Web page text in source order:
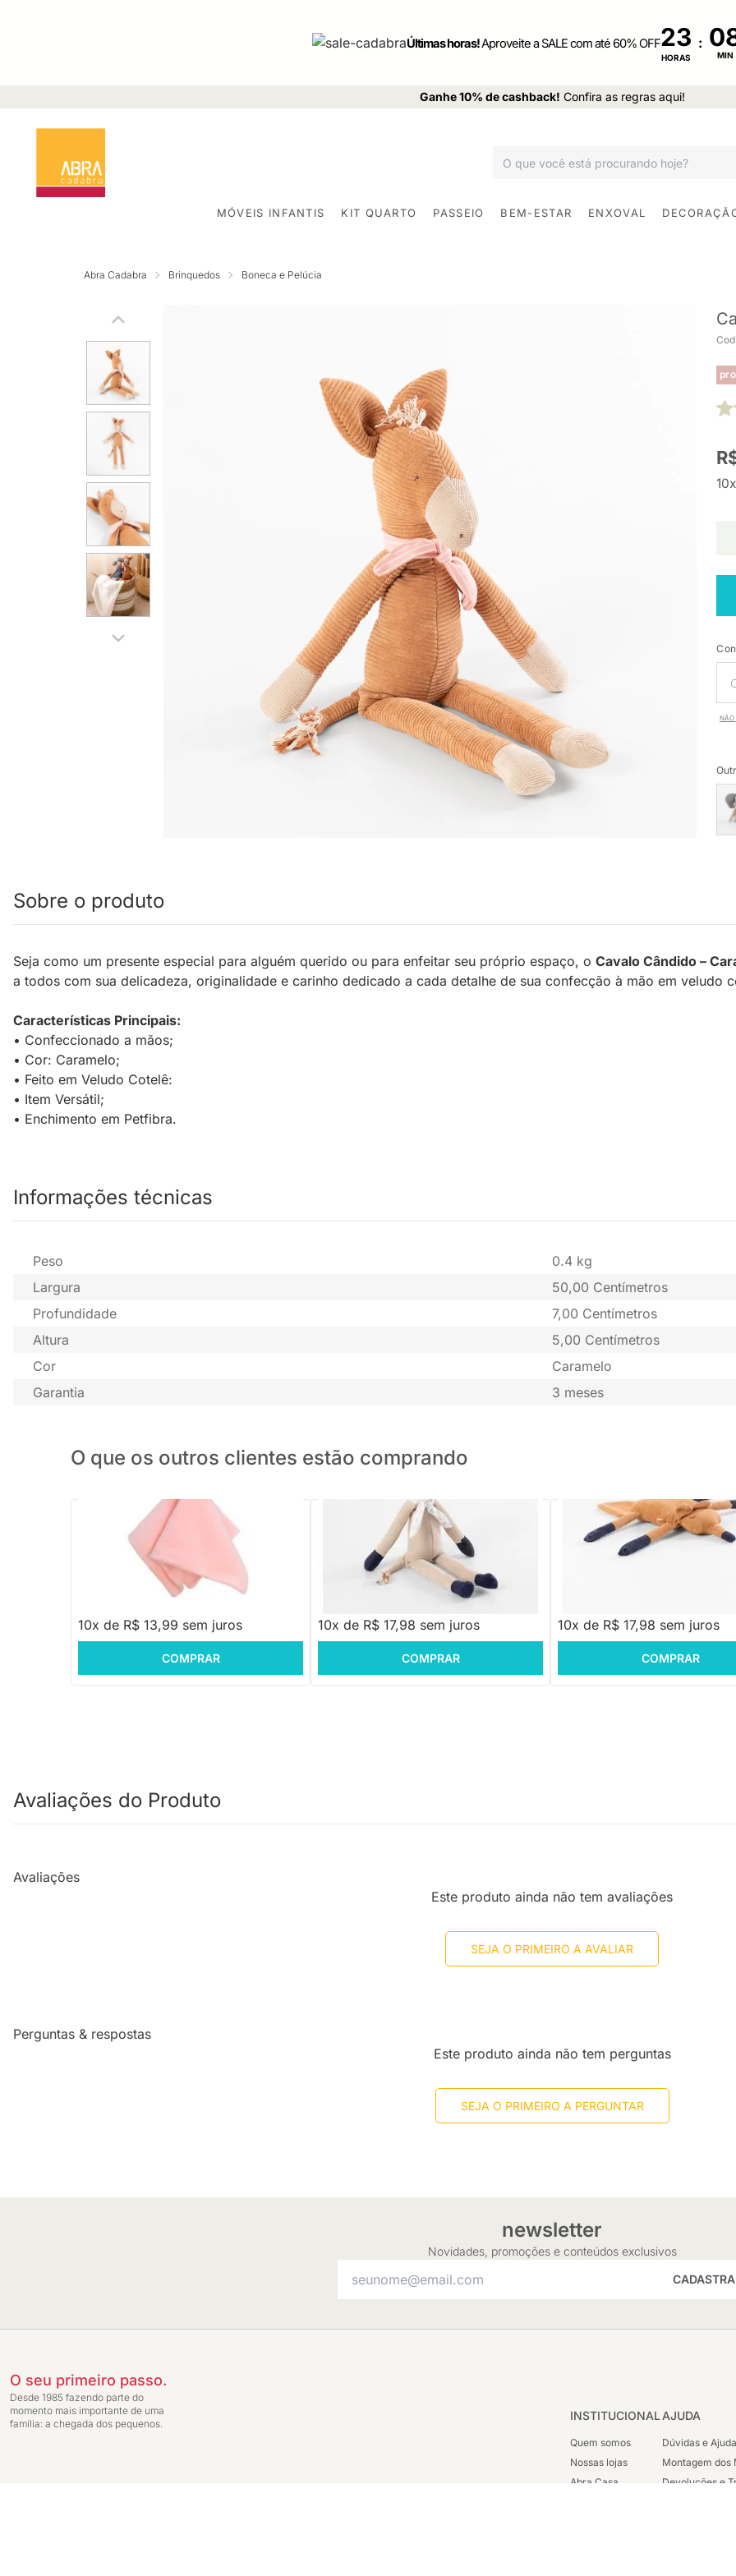
Últimas horas!Aproveite a SALE com até 60% OFF23
HORAS
:
MIN
Ganhe 10% de cashback! Confira as regras aqui!
MÓVEIS INFANTIS KIT QUARTO PASSEIO BEM-ESTAR ENXOVAL
Abra Cadabra Brinquedos Boneca e Pelúcia
NÃO
Sobre o produto
Seja como um presente especial para alguém querido ou para enfeitar seu próprio espaço, o Cavalo Cândido –
a todos com sua delicadeza, originalidade e carinho dedicado a cada detalhe de sua confecção à mão em veludo
Características Principais:
• Confeccionado a mãos;
• Cor: Caramelo;
• Feito em Veludo Cotelê:
• Item Versátil;
• Enchimento em Petfibra.
Informações técnicas
Peso
0.4 kg
Largura
50,00 Centímetros
Profundidade
7,00 Centímetros
Altura
5,00 Centímetros
Cor
Caramelo
Garantia
3 meses
O que os outros clientes estão comprando
PRONTA ENTREGA
Boneca Naninha Jimbao Ratinha Metoo -
10x de R$ 13,99 sem juros
COMPRAR
PRONTA ENTREGA
Girafa Dani – Bege
10x de R$ 17,98 sem juros
COMPRAR
PRONTA ENTREGA
Lobo Guará Ben - Caramelo
10x de R$ 17,98 sem juros
COMPRAR
Avaliações do Produto
Avaliações
Este produto ainda não tem avaliações
SEJA O PRIMEIRO A AVALIAR
Perguntas & respostas
Este produto ainda não tem perguntas
SEJA O PRIMEIRO A PERGUNTAR
newsletter
Novidades, promoções e conteúdos exclusivos
O seu primeiro passo.
Desde 1985 fazendo parte do
momento mais importante de uma
família: a chegada dos pequenos.
INSTITUCIONAL
Quem somos
Nossas lojas
Abra Casa
AJUDA
Dúvidas e
Montagem dos
Devoluções e